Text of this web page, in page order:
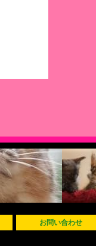
お問い合わせ